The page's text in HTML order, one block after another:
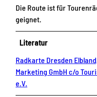
Die Route ist für
geignet.
Literatur
Radkarte Dresden
Marketing GmbH c/o
e.V.